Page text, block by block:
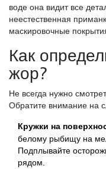
воде она видит все
неестественная
маскировочные
Как
жор?
Не всегда нужно
Обратите внимание на
Кружки на
белому рыбищу на
Подплывайте
рядом.